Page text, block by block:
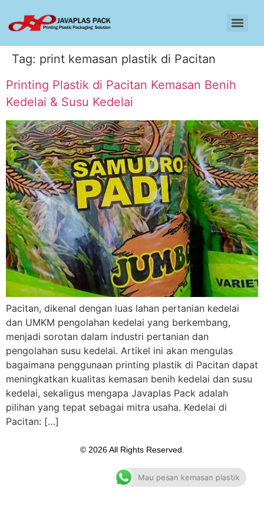
Tag: print kemasan plastik di Pacitan
Printing Plastik di Pacitan Kemasan Benih
Kedelai & Susu Kedelai
Pacitan, dikenal dengan luas lahan pertanian kedelai
dan UMKM pengolahan kedelai yang berkembang,
menjadi sorotan dalam industri pertanian dan
pengolahan susu kedelai. Artikel ini akan mengulas
bagaimana penggunaan printing plastik di Pacitan dapat
meningkatkan kualitas kemasan benih kedelai dan susu
kedelai, sekaligus mengapa Javaplas Pack adalah
pilihan yang tepat sebagai mitra usaha. Kedelai di
Pacitan: […]
© 2026 All Rights Reserved.
Mau pesan kemasan plastik